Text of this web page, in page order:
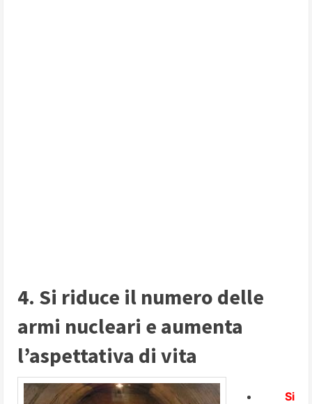
4. Si riduce il numero delle
armi nucleari e aumenta
l’aspettativa di vita
Si